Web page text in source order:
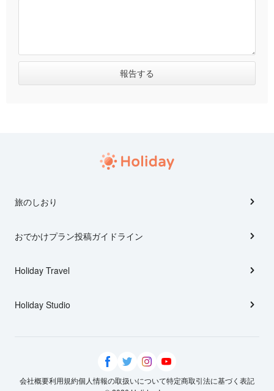
旅のしおり
おでかけプラン投稿ガイドライン
Holiday Travel
Holiday Studio
会社概要利用規約個人情報の取扱いについて特定商取引法に基づく表記